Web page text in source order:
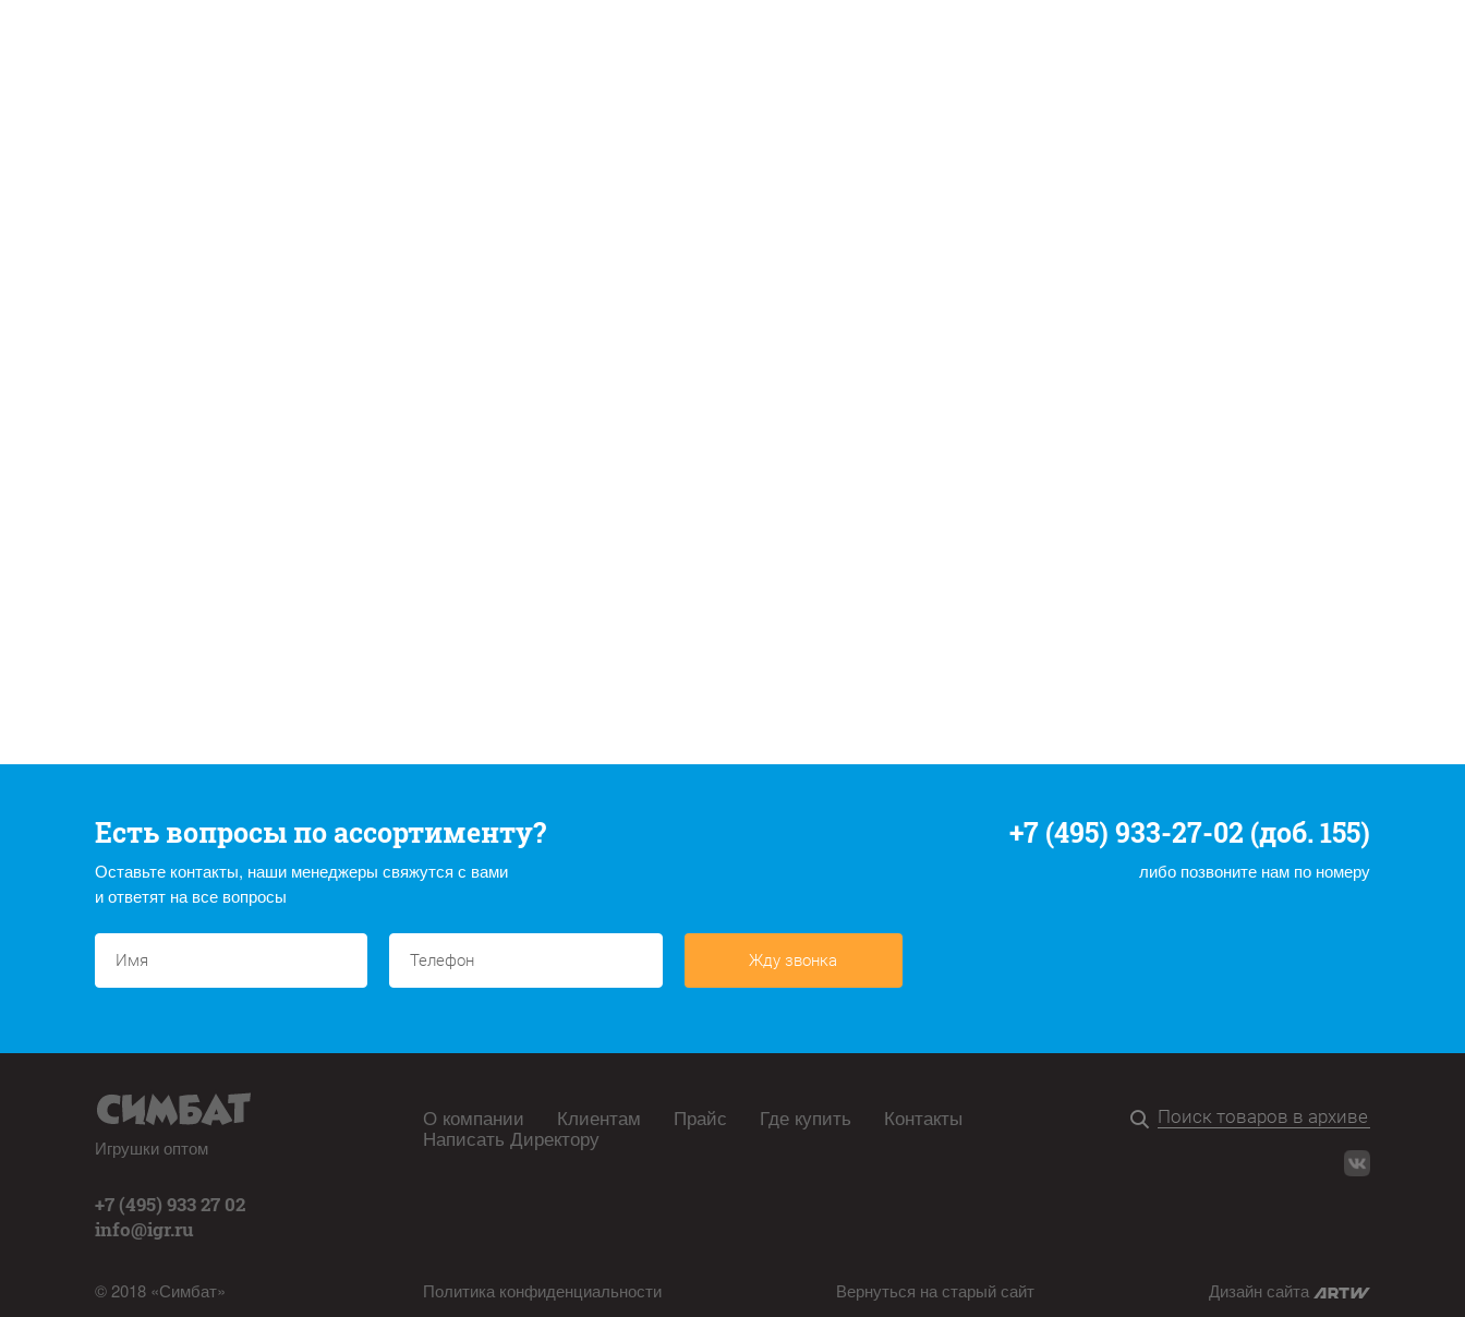
Есть вопросы по ассортименту?
Оставьте контакты, наши менеджеры свяжутся с вами
и ответят на все вопросы
+7 (495) 933-27-02 (доб. 155)
либо позвоните нам по номеру
Жду звонка
Игрушки оптом
+7 (495) 933 27 02
info@igr.ru
© 2018 «Симбат»
О компании Клиентам Прайс Где купить Контакты
Написать Директору
Политика конфиденциальности Вернуться на старый сайт Дизайн сайта